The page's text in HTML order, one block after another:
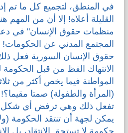
في المنطق، لتجميع كل ما تم
القليلة أعلاه! إلا أن من المهم
منظمات حقوق الإنسان" في
المجتمع المدني عن
حقوق الإنسان السورية فعل
الانتهاك الفظ من قبل
المواطنة فيما يخص أكثر من
(المرأة والطفولة) صمتا
تفعل ذلك وهي ترفض أي شكل
يمكن لجهة أن تنتقد الحكومة
حكومة لا تستحق الانتقاد، بل